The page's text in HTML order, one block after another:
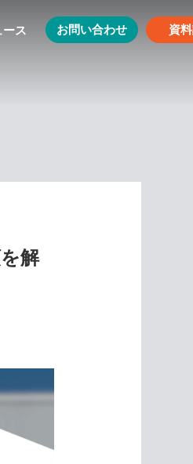
ース お問い合わせ 資
解